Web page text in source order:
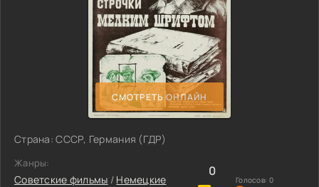
СМОТРЕТЬ ОНЛАЙН
Страна: СССР, Германия (ГДР)
Жанры:
Советские фильмы / Немецкие
0
Голосов: 0